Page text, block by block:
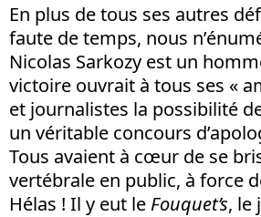
En plus de tous ses autres
faute de temps, nous
Nicolas Sarkozy est un
victoire ouvrait à tous ses «
et journalistes la possibilité
un véritable concours
Tous avaient à cœur de se
vertébrale en public, à force
Hélas ! Il y eut le Fouquet’s, le